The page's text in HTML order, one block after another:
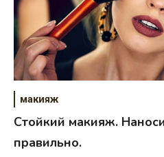
Красота
Недвижимость
макияж
Стойкий макияж.
правильно.